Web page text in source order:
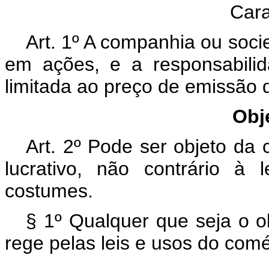
Art. 1º A companhia ou
em ações, e a
limitada ao preço de emissão
Art. 2º Pode ser objeto da
lucrativo, não contrário à
costumes.
§ 1º Qualquer que seja o
rege pelas leis e usos do